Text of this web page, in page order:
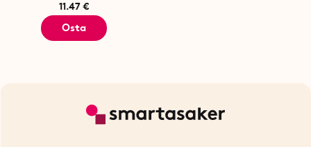
11.47 €
Osta